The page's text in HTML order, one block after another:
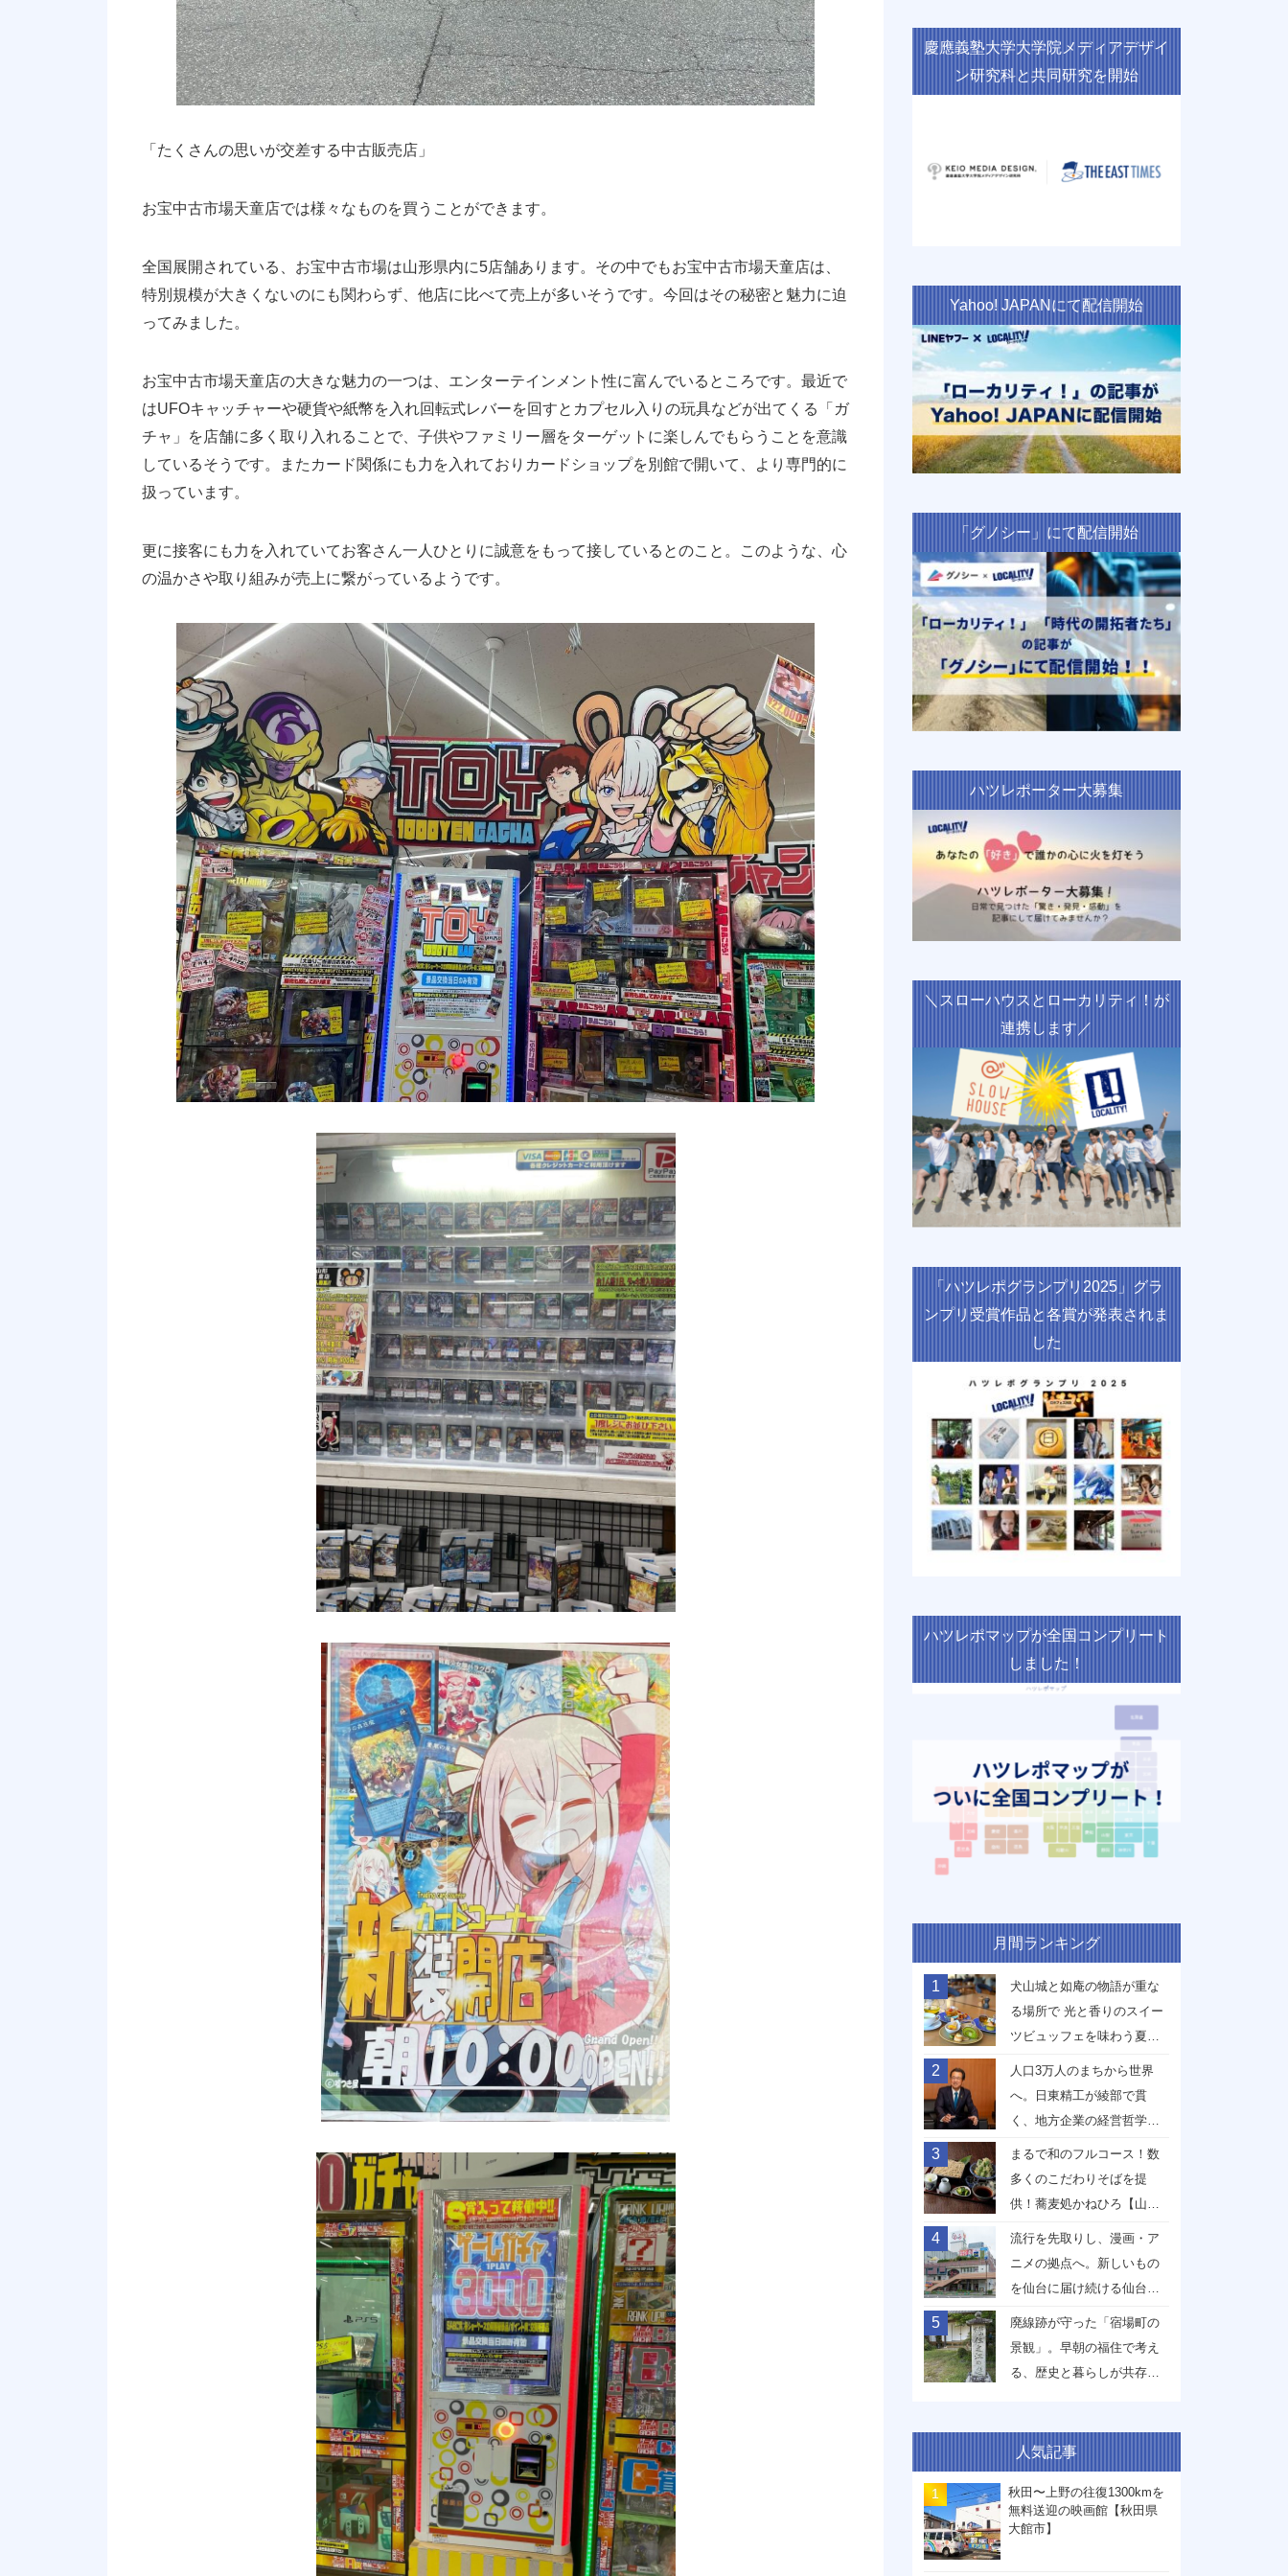
「たくさんの思いが交差する中古販売店」
お宝中古市場天童店では様々なものを買うことができます。
全国展開されている、お宝中古市場は山形県内に5店舗あります。その中でもお宝中古市場天童店は、
特別規模が大きくないのにも関わらず、他店に比べて売上が多いそうです。今回はその秘密と魅力に迫
ってみました。
お宝中古市場天童店の大きな魅力の一つは、エンターテインメント性に富んでいるところです。最近で
はUFOキャッチャーや硬貨や紙幣を入れ回転式レバーを回すとカプセル入りの玩具などが出てくる「ガ
チャ」を店舗に多く取り入れることで、子供やファミリー層をターゲットに楽しんでもらうことを意識
しているそうです。またカード関係にも力を入れておりカードショップを別館で開いて、より専門的に
扱っています。
更に接客にも力を入れていてお客さん一人ひとりに誠意をもって接しているとのこと。このような、心
の温かさや取り組みが売上に繋がっているようです。
慶應義塾大学大学院メディアデザイ
ン研究科と共同研究を開始
Yahoo! JAPANにて配信開始
「グノシー」にて配信開始
ハツレポーター大募集
＼スローハウスとローカリティ！が
連携します／
「ハツレポグランプリ2025」グラ
ンプリ受賞作品と各賞が発表されま
した
ハツレポマップが全国コンプリート
しました！
月間ランキング
1
犬山城と如庵の物語が重な
る場所で 光と香りのスイー
ツビュッフェを味わう夏
2
人口3万人のまちから世界
へ。日東精工が綾部で貫
く、地方企業の経営哲学
【京都府綾部市】
3
まるで和のフルコース！数
多くのこだわりそばを提
供！蕎麦処かねひろ【山形
県山形市】
4
流行を先取りし、漫画・ア
ニメの拠点へ。新しいもの
を仙台に届け続ける仙台駅
前イービーンズ【宮城県仙
台市】
5
廃線跡が守った「宿場町の
景観」。早朝の福住で考え
る、歴史と暮らしが共存す
人気記事
秋田〜上野の往復1300kmを
無料送迎の映画館【秋田県
大館市】